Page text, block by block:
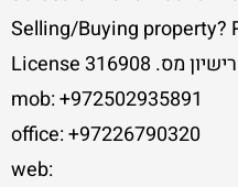
Selling/Buying property?
License רישיון מס. 316908
mob: +972502935891
office: +97226790320
web: